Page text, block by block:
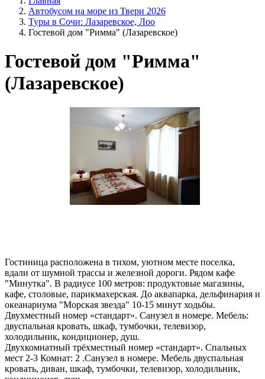
Автобусом на море из Твери 2026
Туры в Сочи: Лазаревское, Лоо
Гостевой дом "Римма" (Лазаревское)
Гостевой дом "Римма"
(Лазаревское)
Гостиница расположена в тихом, уютном месте поселка,
вдали от шумной трассы и железной дороги. Рядом кафе
"Минутка". В радиусе 100 метров: продуктовые магазины,
кафе, столовые, парикмахерская. До аквапарка, дельфинария и
океанариума "Морская звезда" 10-15 минут ходьбы.
Двухместный номер «стандарт». Санузел в номере. Мебель:
двуспальная кровать, шкаф, тумбочки, телевизор,
холодильник, кондиционер, душ.
Двухкомнатный трёхместный номер «стандарт». Спальных
мест 2-3 Комнат: 2 .Санузел в номере. Мебель двуспальная
кровать, диван, шкаф, тумбочки, телевизор, холодильник,